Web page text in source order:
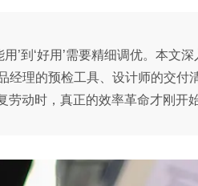
’到‘好用’需要精细调优。本文
经理的预检工具、设计师的交付
动时，真正的效率革命才刚开始